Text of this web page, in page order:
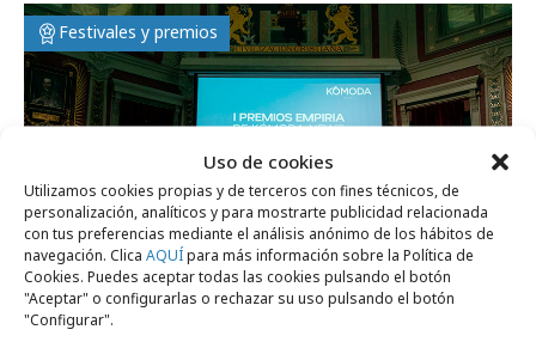
Uso de cookies
Utilizamos cookies propias y de terceros con fines técnicos, de
personalización, analíticos y para mostrarte publicidad relacionada
con tus preferencias mediante el análisis anónimo de los hábitos de
navegación. Clica AQUÍpara más información sobre la Política de
Cookies. Puedes aceptar todas las cookies pulsando el botón
"Aceptar" o configurarlas o rechazar su uso pulsando el botón
"Configurar".
Festivales y premios